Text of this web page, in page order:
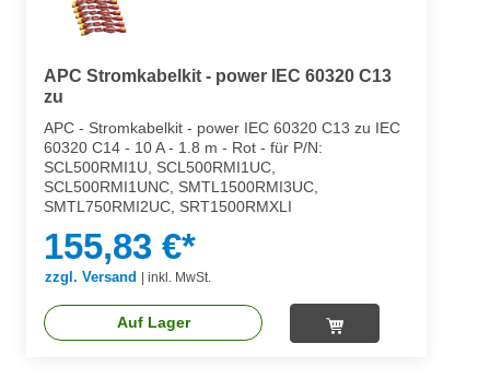
APC Stromkabelkit - power IEC 60320 C13
zu
APC - Stromkabelkit - power IEC 60320 C13 zu IEC
60320 C14 - 10 A - 1.8 m - Rot - für P/N:
SCL500RMI1U, SCL500RMI1UC,
SCL500RMI1UNC, SMTL1500RMI3UC,
SMTL750RMI2UC, SRT1500RMXLI
155,83 €*
zzgl. Versand | inkl. MwSt.
Auf Lager